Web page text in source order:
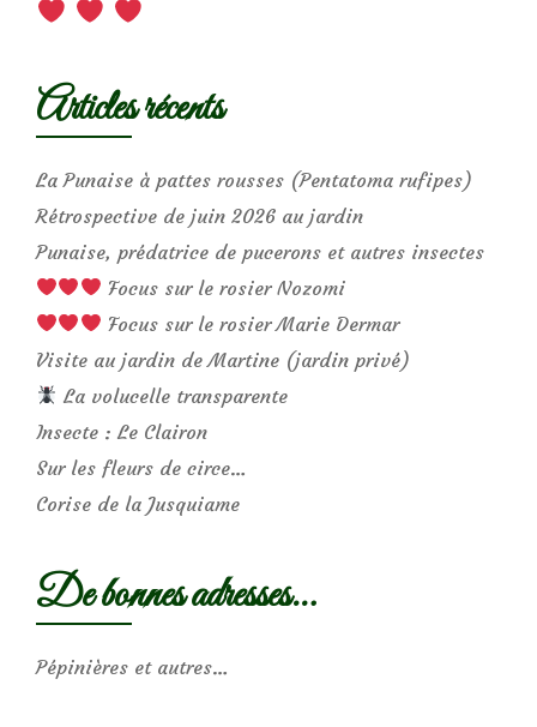
Articles récents
La Punaise à pattes rousses (Pentatoma rufipes)
Rétrospective de juin 2026 au jardin
Punaise, prédatrice de pucerons et autres insectes
Focus sur le rosier Nozomi
Focus sur le rosier Marie Dermar
Visite au jardin de Martine (jardin privé)
La volucelle transparente
Insecte : Le Clairon
Sur les fleurs de circe…
Corise de la Jusquiame
De bonnes adresses…
Pépinières et autres…